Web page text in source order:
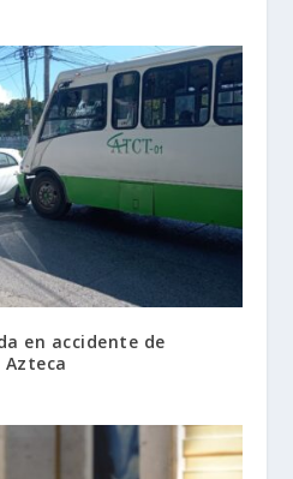
en accidente de